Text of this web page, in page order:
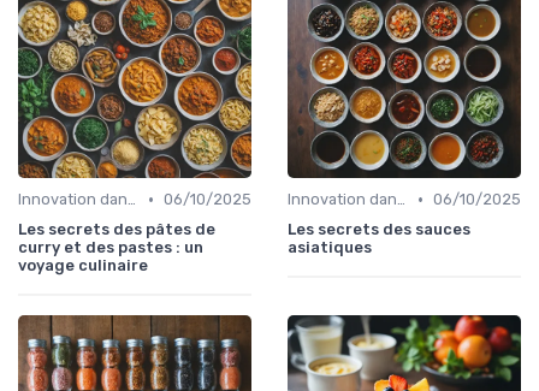
Innovation dans la food • 06/10/2025
Les secrets des pâtes de
curry et des pastes : un
voyage culinaire
Innovation dans la food • 06/10/2025
Les secrets des sauces
asiatiques